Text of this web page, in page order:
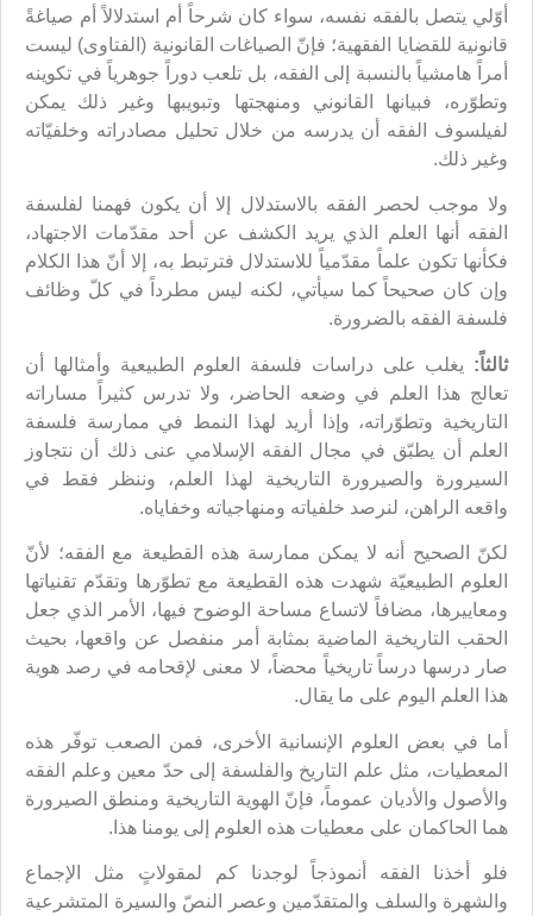
أوّلي يتصل بالفقه نفسه، سواء كان شرحاً أم استدلالاً أم صياغةً
قانونية للقضايا الفقهية؛ فإنّ الصياغات القانونية (الفتاوى) ليست
أمراً هامشياً بالنسبة إلى الفقه، بل تلعب دوراً جوهرياً في تكوينه
وتطوّره، فبيانها القانوني ومنهجتها وتبويبها وغير ذلك يمكن
لفيلسوف الفقه أن يدرسه من خلال تحليل مصادراته وخلفيّاته
وغير ذلك.
ولا موجب لحصر الفقه بالاستدلال إلا أن يكون فهمنا لفلسفة
الفقه أنها العلم الذي يريد الكشف عن أحد مقدّمات الاجتهاد،
فكأنها تكون علماً مقدّمياً للاستدلال فترتبط به، إلا أنّ هذا الكلام
وإن كان صحيحاً كما سيأتي، لكنه ليس مطرداً في كلّ وظائف
فلسفة الفقه بالضرورة.
ثالثاً: يغلب على دراسات فلسفة العلوم الطبيعية وأمثالها أن
تعالج هذا العلم في وضعه الحاضر، ولا تدرس كثيراً مساراته
التاريخية وتطوّراته، وإذا أريد لهذا النمط في ممارسة فلسفة
العلم أن يطبّق في مجال الفقه الإسلامي عنى ذلك أن نتجاوز
السيرورة والصيرورة التاريخية لهذا العلم، وننظر فقط في
واقعه الراهن، لنرصد خلفياته ومنهاجياته وخفاياه.
لكنّ الصحيح أنه لا يمكن ممارسة هذه القطيعة مع الفقه؛ لأنّ
العلوم الطبيعيّة شهدت هذه القطيعة مع تطوّرها وتقدّم تقنياتها
ومعاييرها، مضافاً لاتساع مساحة الوضوح فيها، الأمر الذي جعل
الحقب التاريخية الماضية بمثابة أمر منفصل عن واقعها، بحيث
صار درسها درساً تاريخياً محضاً، لا معنى لإقحامه في رصد هوية
هذا العلم اليوم على ما يقال.
أما في بعض العلوم الإنسانية الأخرى، فمن الصعب توفّر هذه
المعطيات، مثل علم التاريخ والفلسفة إلى حدّ معين وعلم الفقه
والأصول والأديان عموماً، فإنّ الهوية التاريخية ومنطق الصيرورة
هما الحاكمان على معطيات هذه العلوم إلى يومنا هذا.
فلو أخذنا الفقه أنموذجاً لوجدنا كم لمقولاتٍ مثل الإجماع
والشهرة والسلف والمتقدّمين وعصر النصّ والسيرة المتشرعية